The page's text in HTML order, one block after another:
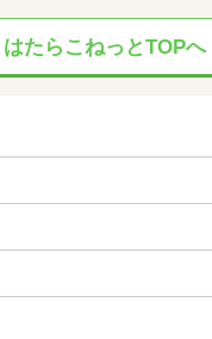
はたらこねっとTOPへ